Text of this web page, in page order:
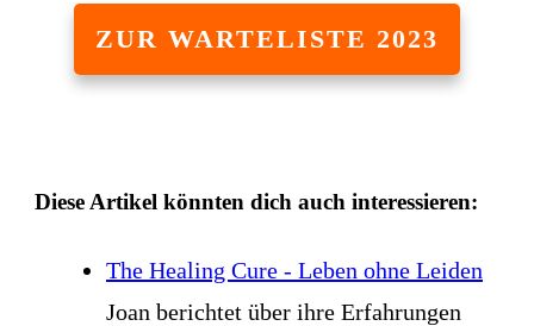
ZUR WARTELISTE 2023
Diese Artikel könnten dich auch interessieren:
The Healing Cure - Leben ohne Leiden
Joan berichtet über ihre Erfahrungen